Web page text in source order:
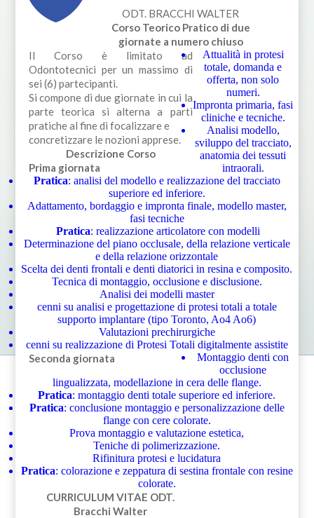
ODT. BRACCHI WALTER
Corso Teorico Pratico di due
giornate a numero chiuso
Il Corso è limitato ad
Odontotecnici per un massimo di
sei (6) partecipanti.
Si compone di due giornate in cui la
parte teorica si alterna a parti
pratiche al fine di focalizzare e
concretizzare le nozioni apprese.
Descrizione Corso
Prima giornata
Attualità in protesi
totale, domanda e
offerta, non solo
numeri.
Impronta primaria, fasi
cliniche e tecniche.
Analisi modello,
sviluppo del tracciato,
anatomia dei tessuti
intraorali.
Pratica: analisi del modello e realizzazione del tracciato
superiore ed inferiore.
Adattamento, bordaggio e impronta finale, modello master,
fasi tecniche
Pratica: realizzazione articolatore con modelli
Determinazione del piano occlusale, della relazione verticale
e della relazione orizzontale
Scelta dei denti frontali e denti diatorici in resina e composito.
Tecnica di montaggio, occlusione e disclusione.
Analisi dei modelli master
cenni su analisi e progettazione di protesi totali a totale
supporto implantare (tipo Toronto, Ao4 Ao6)
Valutazioni prechirurgiche
cenni su realizzazione di Protesi Totali digitalmente assistite
Seconda giornata
Montaggio denti con
occlusione
lingualizzata, modellazione in cera delle flange.
Pratica: montaggio denti totale superiore ed inferiore.
Pratica: conclusione montaggio e personalizzazione delle
flange con cere colorate.
Prova montaggio e valutazione estetica,
Teniche di polimerizzazione.
Rifinitura protesi e lucidatura
Pratica: colorazione e zeppatura di sestina frontale con resine
colorate.
CURRICULUM VITAE ODT.
Bracchi Walter